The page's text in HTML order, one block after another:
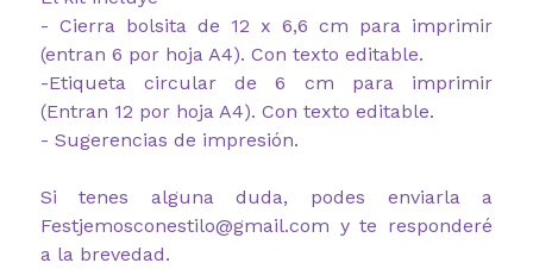
- Cierra bolsita de 12 x 6,6 cm para imprimir
(entran 6 por hoja A4). Con texto editable.
-Etiqueta circular de 6 cm para imprimir
(Entran 12 por hoja A4). Con texto editable.
- Sugerencias de impresión.
Si tenes alguna duda, podes enviarla a
Festjemosconestilo@gmail.com y te responderé
a la brevedad.